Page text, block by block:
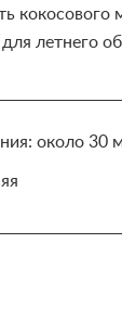
летнего
около 30